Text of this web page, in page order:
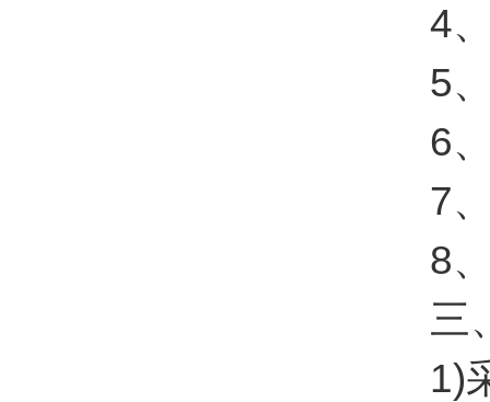
4、
5、
6、
7、
8、
三、
1)采